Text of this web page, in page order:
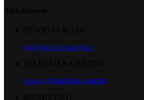
sac@maxfama.com.br
selecao@maxfama.com.br